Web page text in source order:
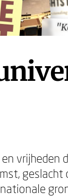
vrijheden
geslacht